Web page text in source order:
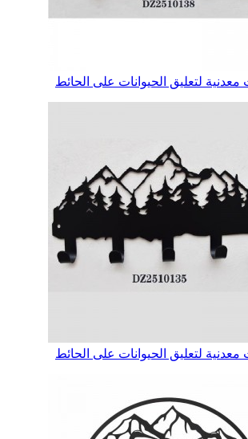
لتعليق الحيوانات على الحائط
لتعليق الحيوانات على الحائط